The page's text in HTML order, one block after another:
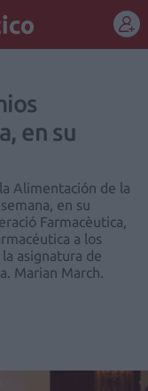
en su
Alimentación de la
en su
Farmacèutica,
a los
asignatura de
Marian March.